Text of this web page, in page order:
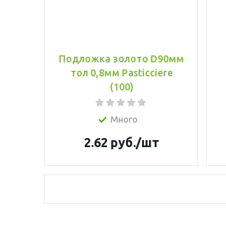
Подложка золото D90мм
тол 0,8мм Pasticciere
(100)
Много
2.62 руб./шт